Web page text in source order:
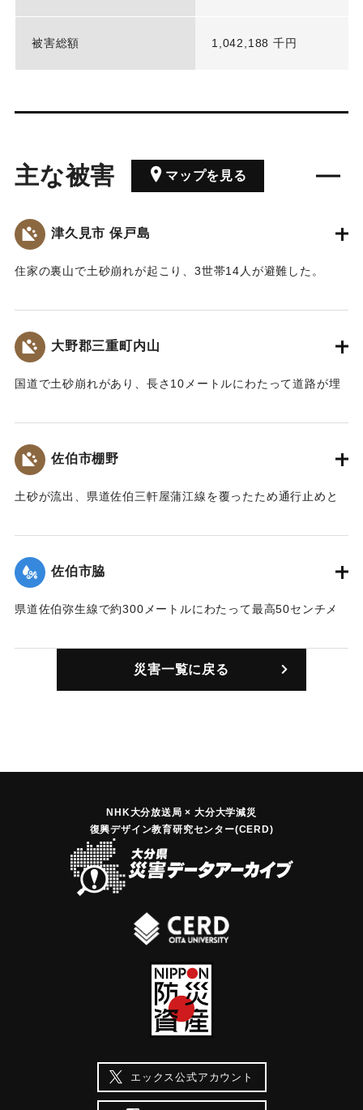
被害総額 1,042,188 千円
主な被害 マップを見る
津久見市 保戸島
住家の裏山で土砂崩れが起こり、3世帯14人が避難した。
｜固有コード:00942001
大野郡三重町内山
国道で土砂崩れがあり、長さ10メートルにわたって道路が埋
佐伯市棚野
土砂が流出、県道佐伯三軒屋蒲江線を覆ったため通行止めと
佐伯市脇
県道佐伯弥生線で約300メートルにわたって最高50センチメ
災害一覧に戻る
NHK大分放送局 × 大分大学減災
復興デザイン教育研究センター(CERD)
エックス公式アカウント